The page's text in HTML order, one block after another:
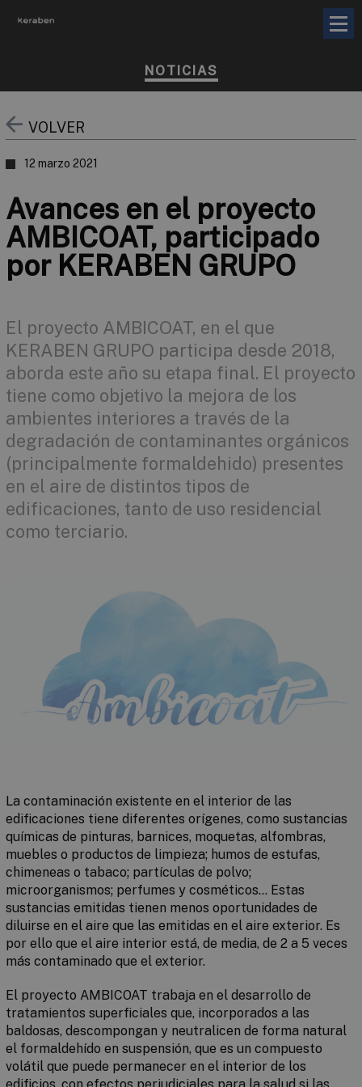
NOTICIAS
VOLVER
12 marzo 2021
Avances en el proyecto
AMBICOAT, participado
por KERABEN GRUPO
El proyecto AMBICOAT, en el que
KERABEN GRUPO participa desde 2018,
aborda este año su etapa final. El proyecto
tiene como objetivo la mejora de los
ambientes interiores a través de la
degradación de contaminantes orgánicos
(principalmente formaldehido) presentes
en el aire de distintos tipos de
edificaciones, tanto de uso residencial
como terciario.
La contaminación existente en el interior de las
edificaciones tiene diferentes orígenes, como sustancias
químicas de pinturas, barnices, moquetas, alfombras,
muebles o productos de limpieza; humos de estufas,
chimeneas o tabaco; partículas de polvo;
microorganismos; perfumes y cosméticos... Estas
sustancias emitidas tienen menos oportunidades de
diluirse en el aire que las emitidas en el aire exterior. Es
por ello que el aire interior está, de media, de 2 a 5 veces
más contaminado que el exterior.
El proyecto AMBICOAT trabaja en el desarrollo de
tratamientos superficiales que, incorporados a las
baldosas, descompongan y neutralicen de forma natural
el formaldehído en suspensión, que es un compuesto
volátil que puede permanecer en el interior de los
edificios, con efectos perjudiciales para la salud si las